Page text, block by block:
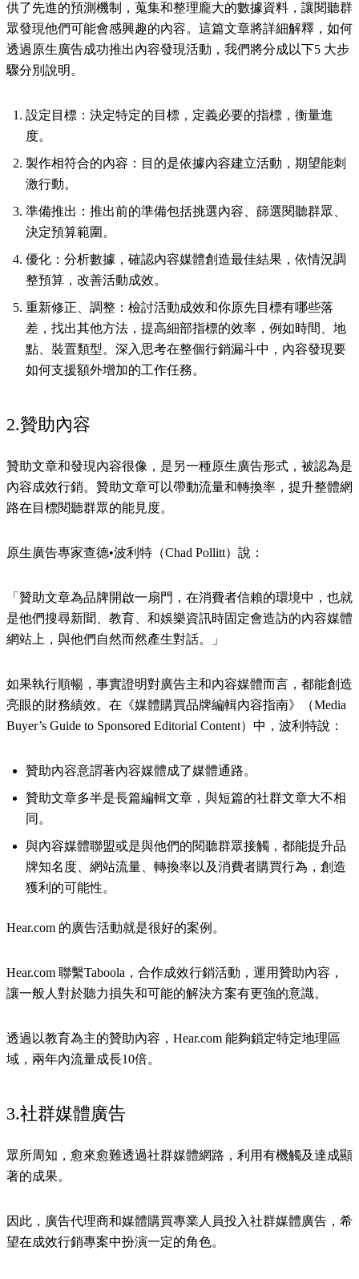
供了先進的預測機制，蒐集和整理龐大的數據資料，讓閱聽群
眾發現他們可能會感興趣的內容。這篇文章將詳細解釋，如何
透過原生廣告成功推出內容發現活動，我們將分成以下5 大步
驟分別說明。
設定目標：決定特定的目標，定義必要的指標，衡量進
度。
製作相符合的內容：目的是依據內容建立活動，期望能刺
激行動。
準備推出：推出前的準備包括挑選內容、篩選閱聽群眾、
決定預算範圍。
優化：分析數據，確認內容媒體創造最佳結果，依情況調
整預算，改善活動成效。
重新修正、調整：檢討活動成效和你原先目標有哪些落
差，找出其他方法，提高細部指標的效率，例如時間、地
點、裝置類型。深入思考在整個行銷漏斗中，內容發現要
如何支援額外增加的工作任務。
2.贊助內容
贊助文章和發現內容很像，是另一種原生廣告形式，被認為是
內容成效行銷。贊助文章可以帶動流量和轉換率，提升整體網
路在目標閱聽群眾的能見度。
原生廣告專家查德•波利特（Chad Pollitt）說：
「贊助文章為品牌開啟一扇門，在消費者信賴的環境中，也就
是他們搜尋新聞、教育、和娛樂資訊時固定會造訪的內容媒體
網站上，與他們自然而然產生對話。」
如果執行順暢，事實證明對廣告主和內容媒體而言，都能創造
亮眼的財務績效。在《媒體購買品牌編輯內容指南》（Media
Buyer’s Guide to Sponsored Editorial Content）中，波利特說：
贊助內容意謂著內容媒體成了媒體通路。
贊助文章多半是長篇編輯文章，與短篇的社群文章大不相
同。
與內容媒體聯盟或是與他們的閱聽群眾接觸，都能提升品
牌知名度、網站流量、轉換率以及消費者購買行為，創造
獲利的可能性。
Hear.com 的廣告活動就是很好的案例。
Hear.com 聯繫Taboola，合作成效行銷活動，運用贊助內容，
讓一般人對於聽力損失和可能的解決方案有更強的意識。
透過以教育為主的贊助內容，Hear.com 能夠鎖定特定地理區
域，兩年內流量成長10倍。
3.社群媒體廣告
眾所周知，愈來愈難透過社群媒體網路，利用有機觸及達成顯
著的成果。
因此，廣告代理商和媒體購買專業人員投入社群媒體廣告，希
望在成效行銷專案中扮演一定的角色。